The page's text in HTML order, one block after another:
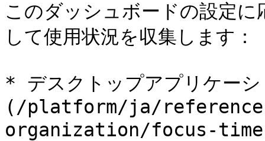
このダッシュボードの設定
して使用状況を収集します：
* デスクトップアプリケー
(/platform/ja/
organization/focus-